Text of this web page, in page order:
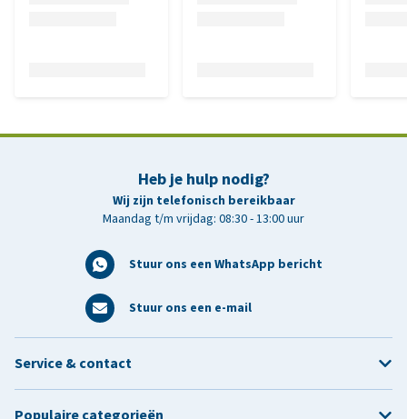
Heb je hulp nodig?
Wij zijn telefonisch bereikbaar
Maandag t/m vrijdag: 08:30 - 13:00 uur
Stuur ons een WhatsApp bericht
Stuur ons een e-mail
Service & contact
Populaire categorieën